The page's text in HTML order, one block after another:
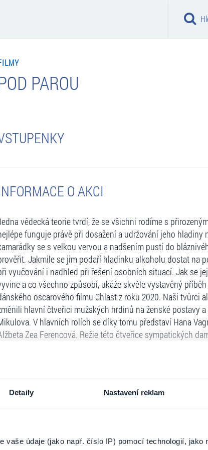
Detaily Nastavení reklam
vaše údaje (jako např. číslo IP) pomocí technologií, jako
PAROU
O AKCI
vědecká teorie tvrdí, že se všichni rodíme s
funguje právě při dosažení a udržování jeho
se s velkou vervou a nadšením pustí do
Jakmile se jim podaří hladinku alkoholu dostat na
vyučování i nadhled při řešení osobních situací. Jak se
a co všechno způsobí, ukáže skvěle vystavěný
oscarového filmu Chlast z roku 2020. Naši tvůrci
hlavní čtveřici mužských hrdinů na ženské postavy
V hlavních rolích se díky tomu představí Hana
Zea Ferencová. Režie této čtveřice sympatických
kterého jde již o třetí režii celovečerního filmu a svůj vklad
příležitost získat práva na remake filmu Chlast, hned jsem
ženy. Myslím, že výsledek mluví sám za sebe, a doufám,
Ticketportal je zárukou pravosti vstupenek